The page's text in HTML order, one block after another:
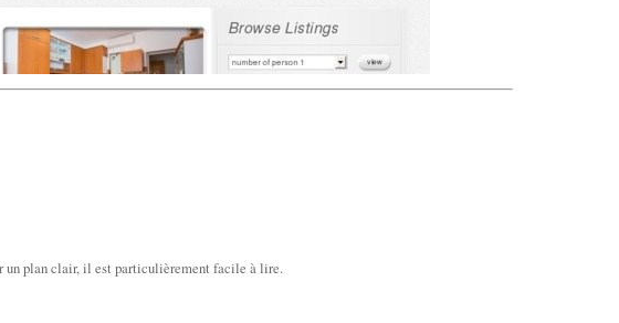
plan clair, il est particulièrement facile à lire.